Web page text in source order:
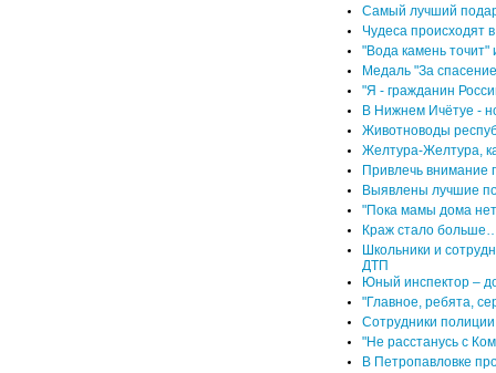
Самый лучший
Чудеса происходят
"Вода камень
Медаль "За
"Я - гражданин
В Нижнем Ичётуе -
Животноводы
Желтура-Желтура,
Привлечь внимание
Выявлены лучшие
"Пока мамы дома
Краж стало
Школьники и
ДТП
Юный инспектор –
"Главное, ребята,
Сотрудники
"Не расстанусь с
В Петропавловке